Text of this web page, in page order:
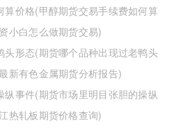
算价格(甲醇期货交易手续费如何算
小白怎么做期货交易)
头形态(期货哪个品种出现过老鸭头
新有色金属期货分析报告)
事件(期货市场里明目张胆的操纵
热轧板期货价格查询)